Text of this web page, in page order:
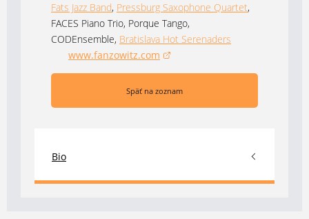
Fats Jazz Band, Pressburg Saxophone Quartet,
FACES Piano Trio, Porque Tango,
CODEnsemble, Bratislava Hot Serenaders
www.fanzowitz.com
(otvorí sa v novom okne)
Späť na zoznam
Bio